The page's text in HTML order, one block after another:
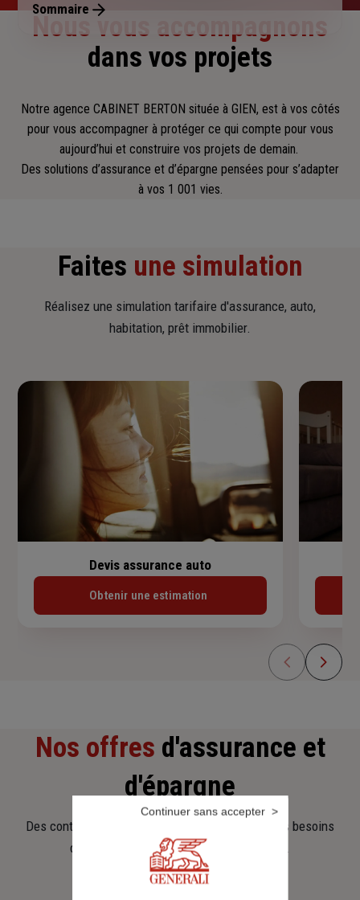
Sommaire
Nous vous accompagnons
dans vos projets
Notre agence CABINET BERTON située à GIEN, est à vos côtés
pour vous accompagner à protéger ce qui compte pour vous
aujourd’hui et construire vos projets de demain.
Des solutions d’assurance et d’épargne pensées pour s’adapter
à vos 1 001 vies.
Faites une simulation
Réalisez une simulation tarifaire d'assurance, auto,
habitation, prêt immobilier.
Devis assurance auto
Obtenir une estimation
Nos offres d'assurance et
d'épargne
Des contrats clairs et flexibles pour sécuriser vos besoins
d’aujourd’hui et anticiper ceux de demain.
Continuer sans accepter